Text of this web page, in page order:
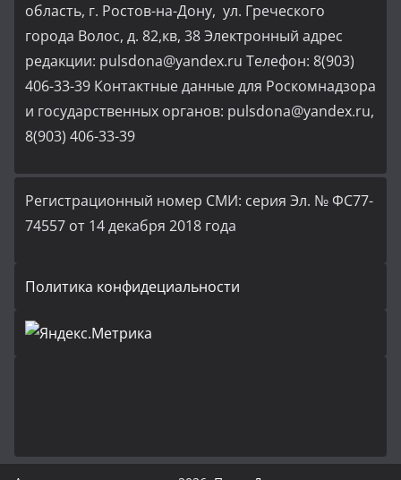
область, г. Ростов-на-Дону, ул. Греческого
города Волос, д. 82,кв, 38 Электронный адрес
редакции: pulsdona@yandex.ru Телефон: 8(903)
406-33-39 Контактные данные для Роскомнадзора
и государственных органов: pulsdona@yandex.ru,
8(903) 406-33-39
Регистрационный номер СМИ: серия Эл. № ФС77-
74557 от 14 декабря 2018 года
Политика конфидециальности